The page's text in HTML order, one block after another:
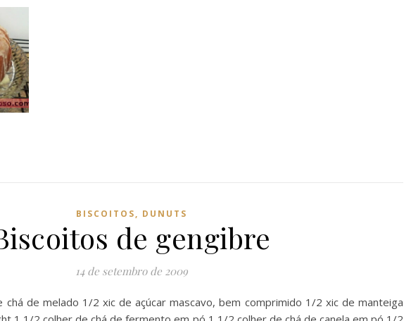
BISCOITOS, DUNUTS
de gengibre
14 de setembro de 2009
de melado 1/2 xic de açúcar mascavo, bem comprimido 1/2 xic de manteiga